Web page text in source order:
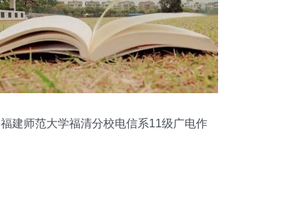
福建师范大学福清分校电信系11级广电作